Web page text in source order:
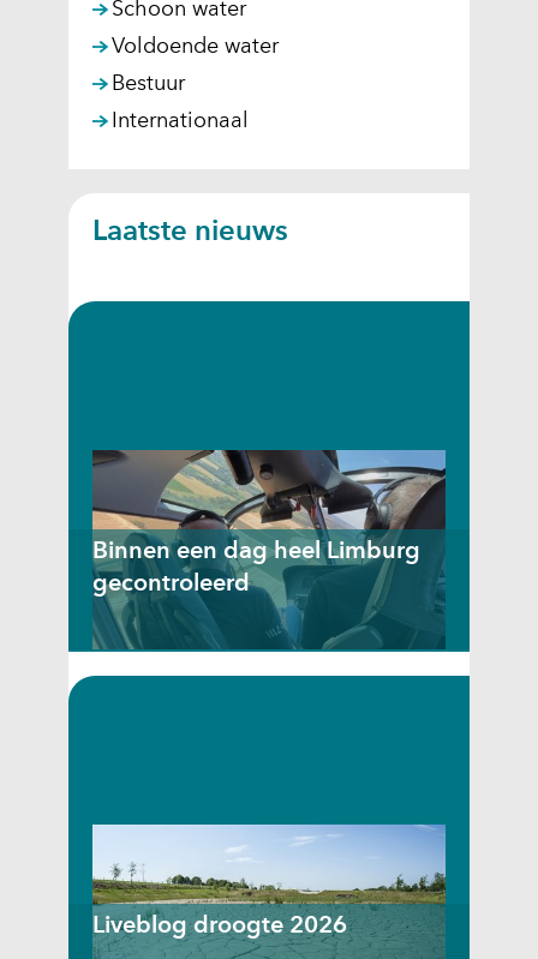
Schoon water
Voldoende water
Bestuur
Internationaal
Laatste nieuws
Binnen een dag heel Limburg
gecontroleerd
Waterschap Limburg houdt zes tot
Liveblog droogte 2026